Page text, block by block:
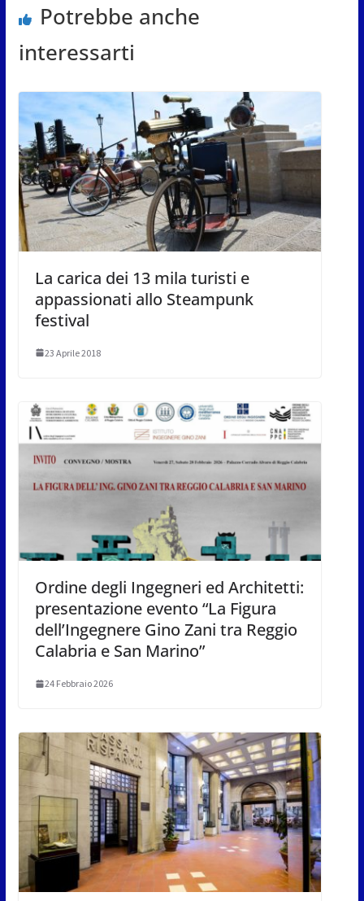
Potrebbe anche
interessarti
La carica dei 13 mila turisti e
appassionati allo Steampunk
festival
23 Aprile 2018
Ordine degli Ingegneri ed Architetti:
presentazione evento “La Figura
dell’Ingegnere Gino Zani tra Reggio
Calabria e San Marino”
24 Febbraio 2026